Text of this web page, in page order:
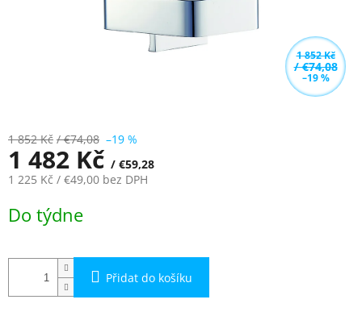
1 852 Kč
/ €74,08
–19 %
1 852 Kč / €74,08 –19 %
1 482 Kč / €59,28
1 225 Kč / €49,00 bez DPH
cena:
Do týdne
Přidat do košíku